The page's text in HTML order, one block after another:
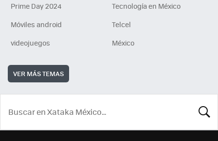
Prime Day 2024
Tecnología en México
Móviles android
Telcel
videojuegos
México
VER MÁS TEMAS